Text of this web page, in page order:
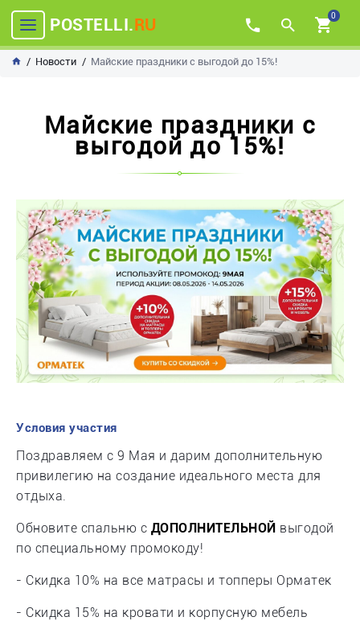
POSTELLI.RU 0
Новости Майские праздники с выгодой до 15%!
Майские праздники с
выгодой до 15%!
Условия участия
Поздравляем с 9 Мая и дарим дополнительную
привилегию на создание идеального места для
отдыха.
Обновите спальню с ДОПОЛНИТЕЛЬНОЙ выгодой
по специальному промокоду!
- Скидка 10% на все матрасы и топперы Орматек
- Скидка 15% на кровати и корпусную мебель